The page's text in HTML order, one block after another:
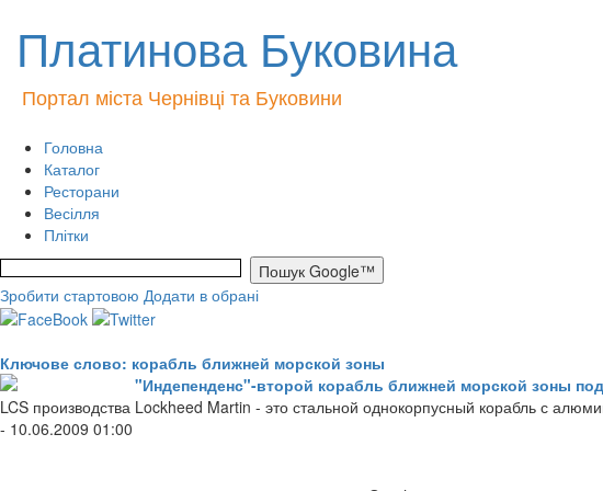
Платинова Буковина
Портал міста Чернівці та Буковини
Головна
Каталог
Ресторани
Весілля
Плітки
Зробити стартовою Додати в обрані
Ключове слово: корабль ближней морской зоны
"Индепенденс"-второй корабль ближней морской зоны
LCS производства Lockheed Martin - это стальной однокорпусный корабль с
- 10.06.2009 01:00